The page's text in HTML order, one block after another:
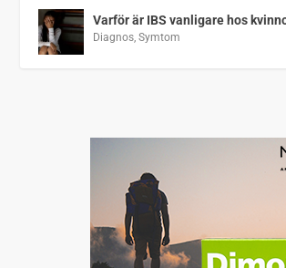
Varför är IBS vanligare hos
Diagnos ,Symtom